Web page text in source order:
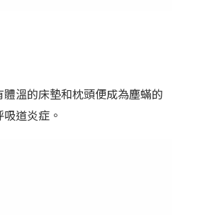
溫的床墊和枕頭便成為塵蟎的
道炎症。